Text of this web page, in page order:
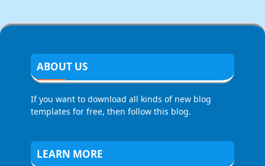
ABOUT US
If you want to download all kinds of new blog
templates for free, then follow this blog.
LEARN MORE